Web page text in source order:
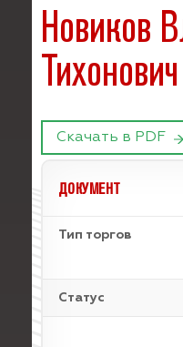
Новиков
Скачать в PDF
ДОКУМЕНТ
Тип торгов
Статус